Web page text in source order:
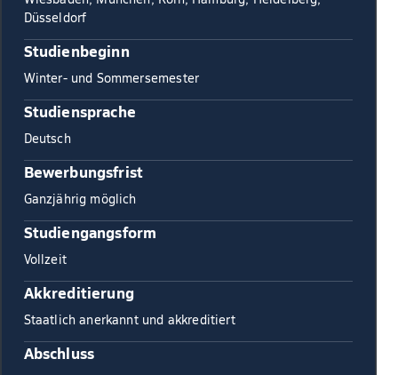
Düsseldorf
Studienbeginn
Winter- und Sommersemester
Studiensprache
Deutsch
Bewerbungsfrist
Ganzjährig möglich
Studiengangsform
Vollzeit
Akkreditierung
Staatlich anerkannt und akkreditiert
Abschluss